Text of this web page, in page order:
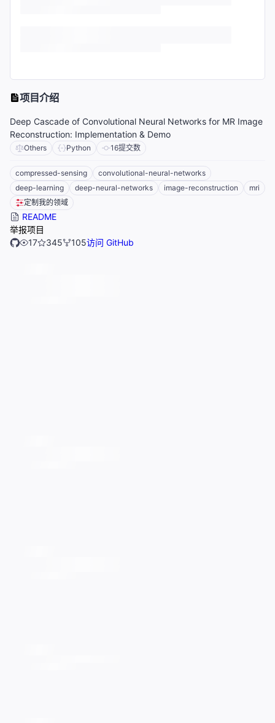
项目介绍
Deep Cascade of Convolutional Neural Networks for MR Image
Reconstruction: Implementation & Demo
Others Python 16提交数
compressed-sensing
convolutional-neural-networks
deep-learning
deep-neural-networks image-reconstruction
mri
定制我的领域
README
举报项目
17
345 105访问 GitHub